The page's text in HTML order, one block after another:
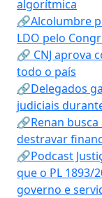
algorítmica
🔗Alcolumbre
LDO pelo
🔗 CNJ aprova
todo o país
🔗Delegados
judiciais
🔗Renan
destravar
🔗Podcast
que o PL 1893/
governo e